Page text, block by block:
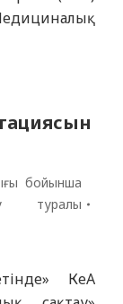
Қоғамдық
Ресми
бойынша
туралы
КеАҚ